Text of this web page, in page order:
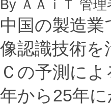
By ＡＡｉＴ 管理
中国の製造
像認識技術を
Ｃの予測に
年から25年